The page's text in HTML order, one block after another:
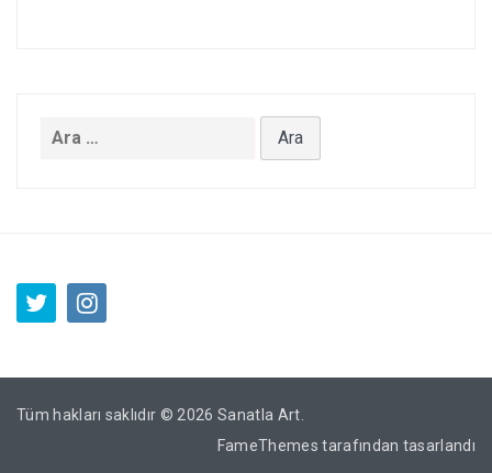
Arama:
Tüm hakları saklıdır © 2026 Sanatla Art.
FameThemes tarafından tasarlandı